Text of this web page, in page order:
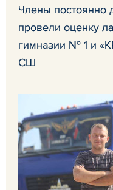
Члены постоянно
провели оценку
гимназии № 1 и
СШ